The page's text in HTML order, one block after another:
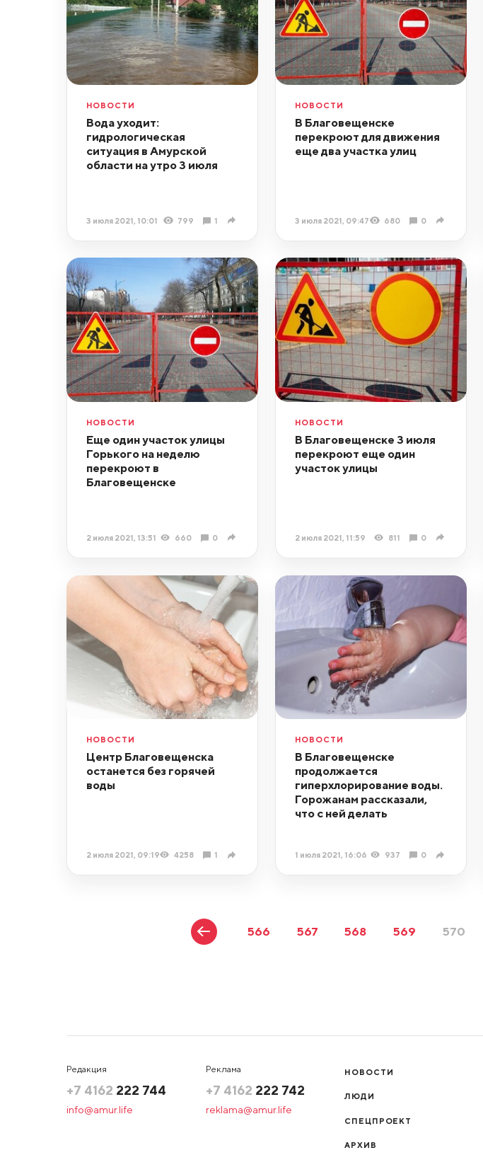
НОВОСТИ
Вода уходит:
гидрологическая
ситуация в Амурской
области на утро 3 июля
3 июля 2021, 10:01 799 1
НОВОСТИ
В Благовещенске
перекроют для движения
еще два участка улиц
3 июля 2021, 09:47 680 0
НОВОСТИ
Еще один участок улицы
Горького на неделю
перекроют в
Благовещенске
2 июля 2021, 13:51 660 0
НОВОСТИ
В Благовещенске 3 июля
перекроют еще один
участок улицы
2 июля 2021, 11:59 811 0
НОВОСТИ
Центр Благовещенска
останется без горячей
воды
2 июля 2021, 09:19 4258 1
НОВОСТИ
В Благовещенске
продолжается
гиперхлорирование воды.
Горожанам рассказали,
что с ней делать
1 июля 2021, 16:06 937 0
566 567 568 569 570
Редакция
+7 4162 222 744
info@amur.life
Реклама
+7 4162 222 742
reklama@amur.life
НОВОСТИ
ЛЮДИ
СПЕЦПРОЕКТ
АРХИВ